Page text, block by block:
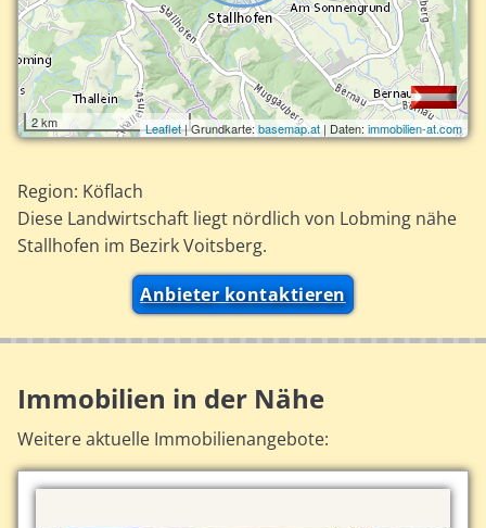
2 km Leaflet| Grundkarte:basemap.at| Daten: immobilien-at.com
Region: Köflach
Diese Landwirtschaft liegt nördlich von Lobming nähe
Stallhofen im Bezirk Voitsberg.
Anbieter kontaktieren
Immobilien in der Nähe
Weitere aktuelle Immobilienangebote: